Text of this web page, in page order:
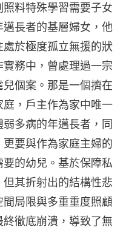
料特殊學習需要子女
長者的基層婦女，他
於極度孤立無援的狀
務中，曾處理過一宗
個案。那是一個擠在
，戶主作為家中唯一
多病的年邁長者，同
要與作為家庭主婦的
的幼兒。基於保障私
其折射出的結構性悲
局限與多重重度照顧
徹底崩潰，導致了無